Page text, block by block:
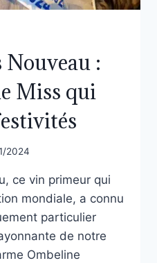
Nouveau :
Miss qui
2024
ce vin primeur qui
mondiale, a connu
particulier
de notre
Ombeline